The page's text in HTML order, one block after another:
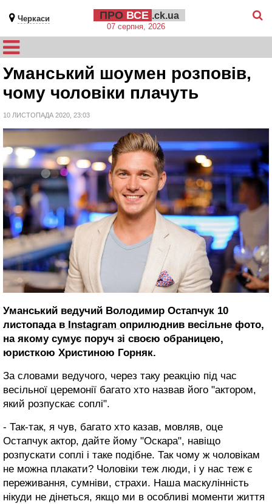
Черкаси ПРО ВСЕ .ck.ua
07 серпня, 2026
Уманський шоумен розповів,
чому чоловіки плачуть
10 ЛИСТОПАДА 2020, 23:03
Уманський ведучий Володимир Остапчук 10
листопада в Instagram оприлюднив весільне фото,
на якому сумує поруч зі своєю обраницею,
юристкою Христиною Горняк.
За словами ведучого, через таку реакцію під час
весільної церемонії багато хто назвав його "актором,
який розпускає соплі".
- Так-так, я чув, багато хто казав, мовляв, оце
Остапчук актор, дайте йому "Оскара", навіщо
розпускати соплі і таке подібне. Так чому ж чоловікам
не можна плакати? Чоловіки теж люди, і у нас теж є
переживання, сумніви, страхи. Наша маскулінність
нікуди не дінеться, якщо ми в особливі моменти життя